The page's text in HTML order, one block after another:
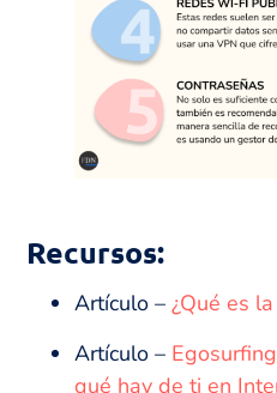
Recursos:
Artículo –¿Qué es
Artículo –
qué hay de ti en